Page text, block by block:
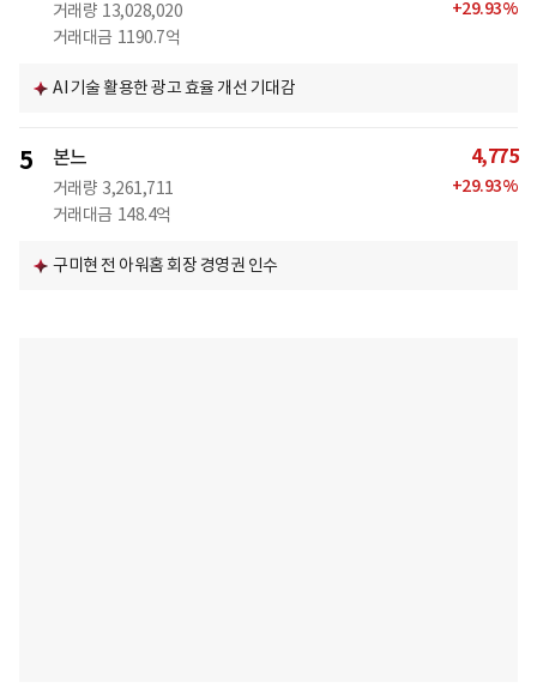
거래량 13,028,020
거래대금 1190.7억
+29.93%
AI 기술 활용한 광고 효율 개선 기대감
5 본느
거래량 3,261,711
거래대금 148.4억
4,775
+29.93%
구미현 전 아워홈 회장 경영권 인수